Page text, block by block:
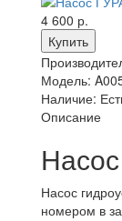
4 600 р.
Модель:
Наличие:
Описание
Насос
номером в